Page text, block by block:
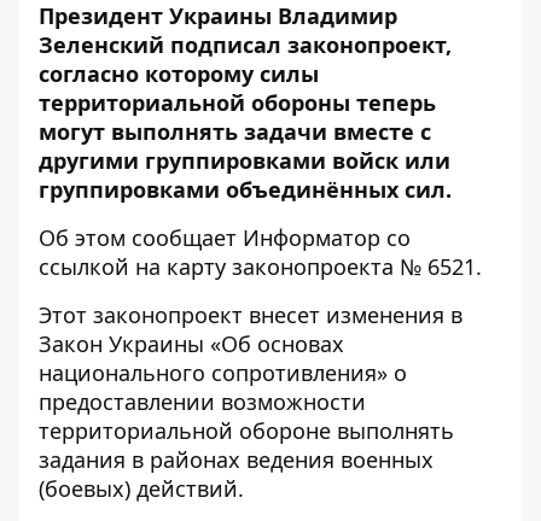
Президент Украины Владимир
Зеленский подписал законопроект,
согласно которому силы
территориальной обороны теперь
могут выполнять задачи вместе с
другими группировками войск или
группировками объединённых сил.
Об этом сообщает Информатор со
ссылкой на карту законопроекта № 6521.
Этот законопроект внесет изменения в
Закон Украины «Об основах
национального сопротивления» о
предоставлении возможности
территориальной обороне выполнять
задания в районах ведения военных
(боевых) действий.